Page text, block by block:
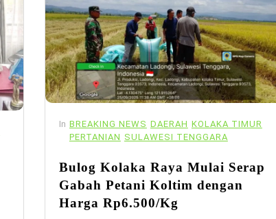
In BREAKING NEWS DAERAH KOLAKA TIMUR
PERTANIAN SULAWESI TENGGARA
Bulog Kolaka Raya Mulai Serap
Gabah Petani Koltim dengan
Harga Rp6.500/Kg